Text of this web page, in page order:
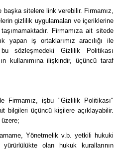
sitelere link verebilir. Firmamız,
gizlilik uygulamaları ve içeriklerine
Firmamıza ait sitede
yapan iş ortaklarımız aracılığı ile
bu sözleşmedeki Gizlilik Politikası
kullanımına ilişkindir, üçüncü taraf
Firmamız, işbu "Gizlilik Politikası"
bilgileri üçüncü kişilere açıklayabilir.
üzere;
Yönetmelik v.b. yetkili hukuki
olan hukuk kurallarının